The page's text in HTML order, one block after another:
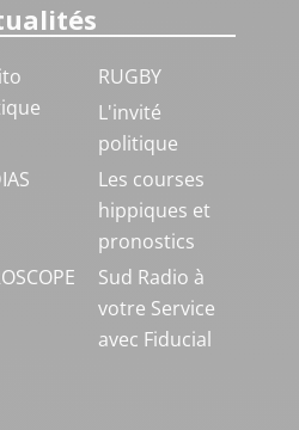
RUGBY
L'invité
politique
Les courses
hippiques et
pronostics
Sud Radio à
votre Service
avec Fiducial